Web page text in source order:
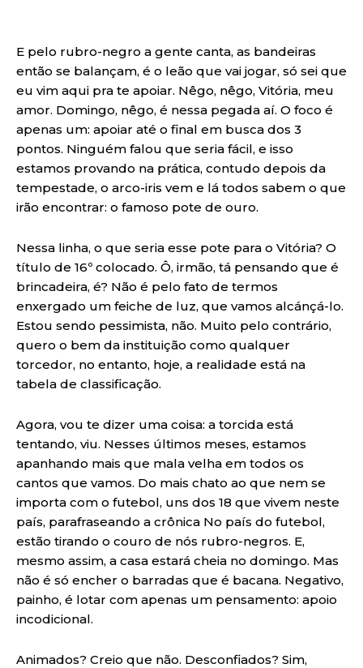
E pelo rubro-negro a gente canta, as bandeiras
então se balançam, é o leão que vai jogar, só sei que
eu vim aqui pra te apoiar. Nêgo, nêgo, Vitória, meu
amor. Domingo, nêgo, é nessa pegada aí. O foco é
apenas um: apoiar até o final em busca dos 3
pontos. Ninguém falou que seria fácil, e isso
estamos provando na prática, contudo depois da
tempestade, o arco-iris vem e lá todos sabem o que
irão encontrar: o famoso pote de ouro.
Nessa linha, o que seria esse pote para o Vitória? O
título de 16º colocado. Ô, irmão, tá pensando que é
brincadeira, é? Não é pelo fato de termos
enxergado um feiche de luz, que vamos alcánçá-lo.
Estou sendo pessimista, não. Muito pelo contrário,
quero o bem da instituição como qualquer
torcedor, no entanto, hoje, a realidade está na
tabela de classificação.
Agora, vou te dizer uma coisa: a torcida está
tentando, viu. Nesses últimos meses, estamos
apanhando mais que mala velha em todos os
cantos que vamos. Do mais chato ao que nem se
importa com o futebol, uns dos 18 que vivem neste
país, parafraseando a crônica No país do futebol,
estão tirando o couro de nós rubro-negros. E,
mesmo assim, a casa estará cheia no domingo. Mas
não é só encher o barradas que é bacana. Negativo,
painho, é lotar com apenas um pensamento: apoio
incodicional.
Animados? Creio que não. Desconfiados? Sim,